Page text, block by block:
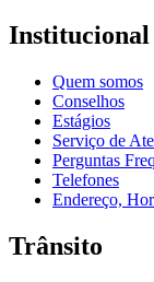
Institucional
Quem somos
Conselhos
Estágios
Serviço de
Perguntas
Telefones
Endereço,
Trânsito